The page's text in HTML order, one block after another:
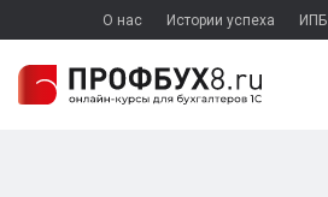
О нас Истории успеха ИПБ